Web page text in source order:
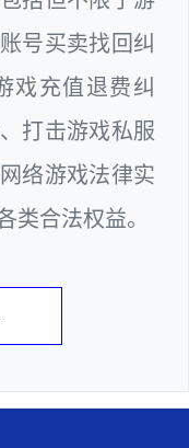
号买卖找回纠
戏充值退费纠
打击游戏私服
络游戏法律实
类合法权益。